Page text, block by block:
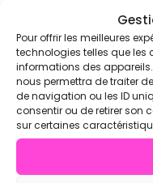
Pour offrir les meilleures
technologies telles que les
informations des
nous permettra de traiter
de navigation ou les ID
consentir ou de retirer son
sur certaines
WOD Nancy
Vitesse Et Ta
For Time - 5 tours :
View detail